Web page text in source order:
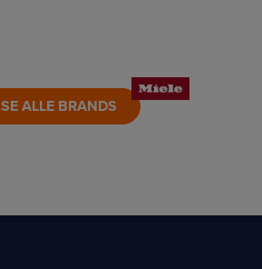
SE ALLE BRANDS